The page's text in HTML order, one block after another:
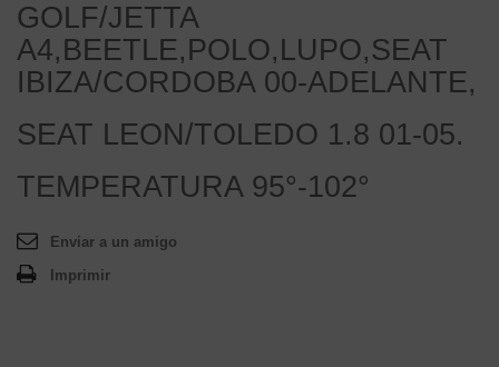
GOLF/JETTA
A4,BEETLE,POLO,LUPO,SEAT
IBIZA/CORDOBA 00-ADELANTE,
SEAT LEON/TOLEDO 1.8 01-05.
TEMPERATURA 95°-102°
Enviar a un amigo
Imprimir